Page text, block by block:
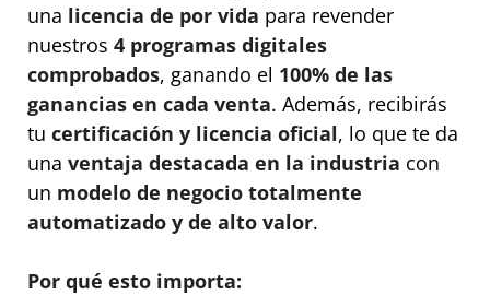
una licencia de por vida para revender
nuestros 4 programas digitales
comprobados, ganando el 100% de las
ganancias en cada venta. Además, recibirás
tu certificación y licencia oficial, lo que te da
una ventaja destacada en la industria con
un modelo de negocio totalmente
automatizado y de alto valor.
Por qué esto importa: